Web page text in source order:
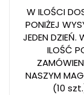
W ILOŚCI
PONIŻEJ
JEDEN DZIEŃ.
ILOŚĆ
NASZYM
(10